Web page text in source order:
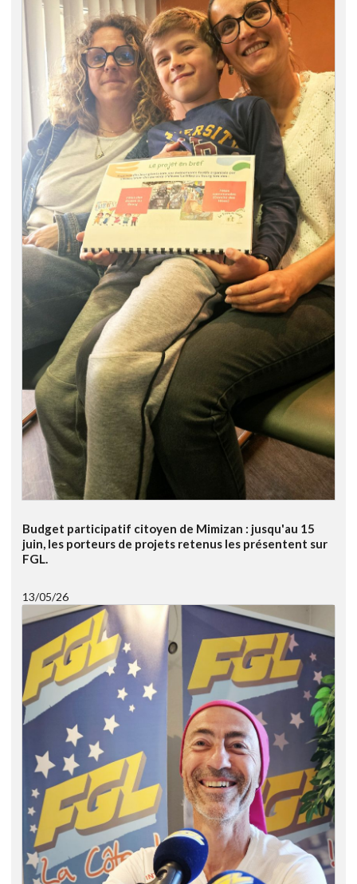
Budget participatif citoyen de Mimizan : jusqu'au 15
juin, les porteurs de projets retenus les présentent sur
FGL.
13/05/26